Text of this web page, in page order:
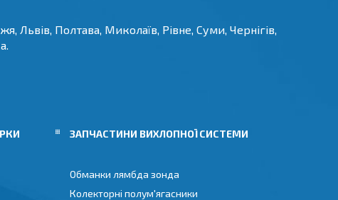
Львів, Полтава, Миколаїв, Рівне, Суми, Чернігів,
ЗАПЧАСТИНИ ВИХЛОПНОЇ СИСТЕМИ
Обманки лямбда зонда
Колекторні полум'ягасники